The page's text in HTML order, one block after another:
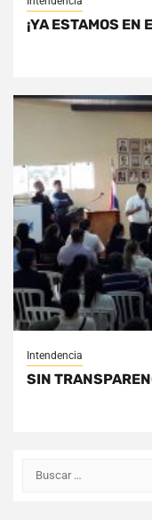
¡YA ESTAMOS EN
Intendencia
SIN
Buscar: